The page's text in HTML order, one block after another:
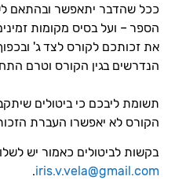
ככל שהדבר יתאפשר ובהתאם
הספר – ועל בסיס מקומות
את זכותכם לקורס לצד ג'
הנדרשים בגין הקורס וטרם
תשומת ליבכם כי ביטולים
הקורס לא יאפשרו העברת
בקשות לביטולים כאמור יש
iris.v.vela@gmail.com
.